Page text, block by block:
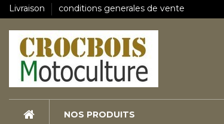
Livraison conditions generales de vente
NOS PRODUITS